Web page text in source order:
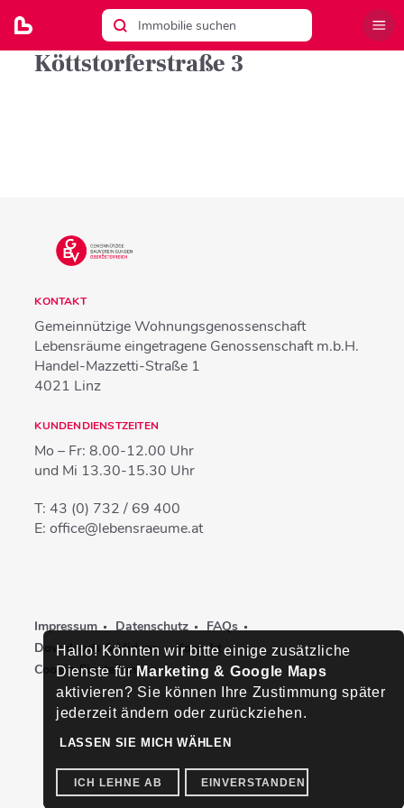
Köttstorferstraße 3
KONTAKT
Gemeinnützige Wohnungsgenossenschaft
Lebensräume eingetragene Genossenschaft m.b.H.
Handel-Mazzetti-Straße 1
4021 Linz
KUNDENDIENSTZEITEN
Mo – Fr: 8.00-12.00 Uhr
und Mi 13.30-15.30 Uhr
T:43 (0) 732 / 69 400
E:office@lebensraeume.at
Impressum Datenschutz
FAQs
Downloads & Videos
Kontakt
Cookie-Einstellungen
Hallo! Könnten wir bitte einige zusätzliche
Dienste für Marketing & Google Maps
aktivieren? Sie können Ihre Zustimmung später
jederzeit ändern oder zurückziehen.
LASSEN SIE MICH WÄHLEN
ICH LEHNE AB EINVERSTANDEN